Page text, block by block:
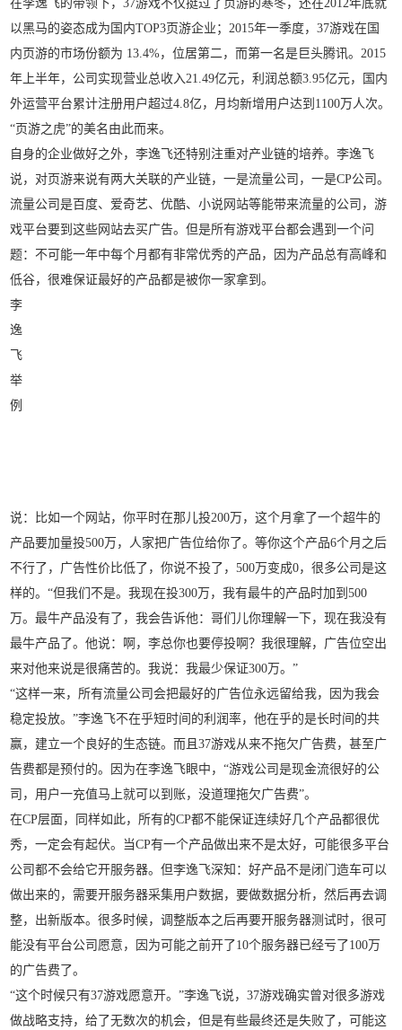
在李逸飞的带领下，37游戏不仅挺过了页游的寒冬，还在2012年底就
以黑马的姿态成为国内TOP3页游企业；2015年一季度，37游戏在国
内页游的市场份额为 13.4%，位居第二，而第一名是巨头腾讯。2015
年上半年，公司实现营业总收入21.49亿元，利润总额3.95亿元，国内
外运营平台累计注册用户超过4.8亿，月均新增用户达到1100万人次。
“页游之虎”的美名由此而来。
自身的企业做好之外，李逸飞还特别注重对产业链的培养。李逸飞
说，对页游来说有两大关联的产业链，一是流量公司，一是CP公司。
流量公司是百度、爱奇艺、优酷、小说网站等能带来流量的公司，游
戏平台要到这些网站去买广告。但是所有游戏平台都会遇到一个问
题：不可能一年中每个月都有非常优秀的产品，因为产品总有高峰和
低谷，很难保证最好的产品都是被你一家拿到。
李
逸
飞
举
例
说：比如一个网站，你平时在那儿投200万，这个月拿了一个超牛的
产品要加量投500万，人家把广告位给你了。等你这个产品6个月之后
不行了，广告性价比低了，你说不投了，500万变成0，很多公司是这
样的。“但我们不是。我现在投300万，我有最牛的产品时加到500
万。最牛产品没有了，我会告诉他：哥们儿你理解一下，现在我没有
最牛产品了。他说：啊，李总你也要停投啊？我很理解，广告位空出
来对他来说是很痛苦的。我说：我最少保证300万。”
“这样一来，所有流量公司会把最好的广告位永远留给我，因为我会
稳定投放。”李逸飞不在乎短时间的利润率，他在乎的是长时间的共
赢，建立一个良好的生态链。而且37游戏从来不拖欠广告费，甚至广
告费都是预付的。因为在李逸飞眼中，“游戏公司是现金流很好的公
司，用户一充值马上就可以到账，没道理拖欠广告费”。
在CP层面，同样如此，所有的CP都不能保证连续好几个产品都很优
秀，一定会有起伏。当CP有一个产品做出来不是太好，可能很多平台
公司都不会给它开服务器。但李逸飞深知：好产品不是闭门造车可以
做出来的，需要开服务器采集用户数据，要做数据分析，然后再去调
整，出新版本。很多时候，调整版本之后再要开服务器测试时，很可
能没有平台公司愿意，因为可能之前开了10个服务器已经亏了100万
的广告费了。
“这个时候只有37游戏愿意开。”李逸飞说，37游戏确实曾对很多游戏
做战略支持，给了无数次的机会，但是有些最终还是失败了，可能这